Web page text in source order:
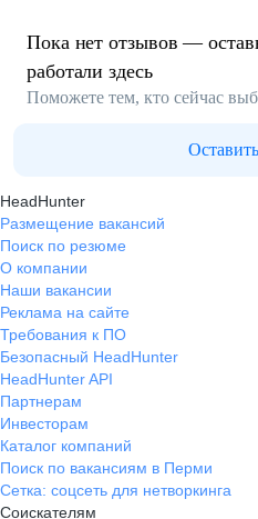
Пока нет отзывов —
работали здесь
Поможете тем, кто сейчас
HeadHunter
Размещение вакансий
Поиск по резюме
О компании
Наши вакансии
Реклама на сайте
Требования к ПО
Безопасный HeadHunter
HeadHunter API
Партнерам
Инвесторам
Каталог компаний
Поиск по вакансиям в Перми
Сетка: соцсеть для нетворкинга
Соискателям